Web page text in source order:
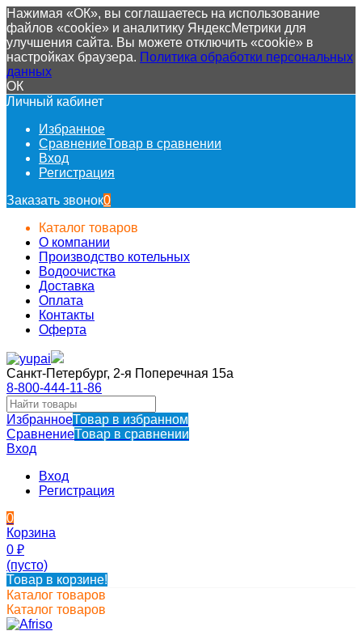
Нажимая «ОК», вы соглашаетесь на использование
файлов «cookie» и аналитику ЯндексМетрики для
улучшения сайта. Вы можете отключить «cookie» в
настройках браузера. Политика обработки персональных
данных
ОК
Личный кабинет
Избранное
СравнениеТовар в сравнении
Вход
Регистрация
Заказать звонок0
Каталог товаров
О компании
Производство котельных
Водоочистка
Доставка
Оплата
Контакты
Оферта
Санкт-Петербург, 2-я Поперечная 15а
8-800-444-11-86
ИзбранноеТовар в избранном
СравнениеТовар в сравнении
Вход
Вход
Регистрация
0
Корзина
0 ₽
(пусто)
Товар в корзине!
Каталог товаров
Каталог товаров